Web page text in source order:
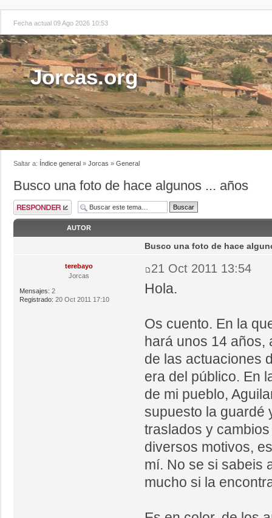
Fecha actual 09 Ago 2026 10:53
Jorcas.org
Saltar a: Índice general » Jorcas » General
Busco una foto de hace algunos ... años
AUTOR
terebayo
Jorcas
Mensajes: 2
Registrado: 20 Oct 2011 17:10
Busco una foto de hace
21 Oct 2011 13:54
Hola.
Os cuento. En la
hará unos 14 años,
de las actuaciones
era del público. En
de mi pueblo,
supuesto la guardé
traslados y
diversos motivos,
mí. No se si sabeis
mucho si la